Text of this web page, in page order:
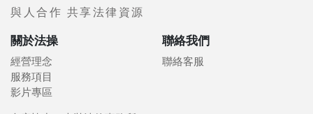
與人合作 共享法律資源
關於法操
經營理念
服務項目
影片專區
聯絡我們
聯絡客服